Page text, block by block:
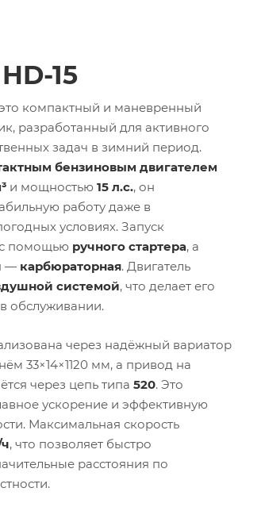
15
компактный и маневренный
разработанный для активного
задач в зимний период.
бензиновым двигателем
и мощностью 15 л.с., он
работу даже в
условиях. Запуск
с помощью ручного стартера, а
— карбюраторная. Двигатель
системой, что делает его
обслуживании.
через надёжный вариатор
33×14×1120 мм, а привод на
через цепь типа 520. Это
ускорение и эффективную
Максимальная скорость
, что позволяет быстро
расстояния по